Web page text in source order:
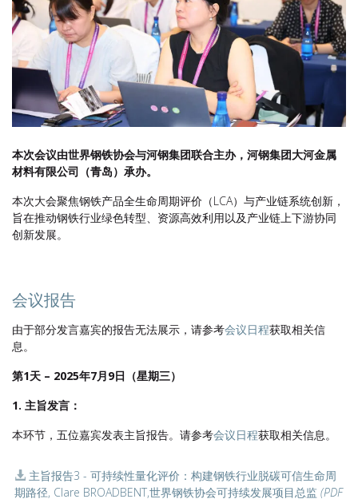
本次会议由世界钢铁协会与河钢集团联合主办，河钢集团大河金属
材料有限公司（青岛）承办。
本次大会聚焦钢铁产品全生命周期评价（LCA）与产业链系统创新，
旨在推动钢铁行业绿色转型、资源高效利用以及产业链上下游协同
创新发展。
会议报告
由于部分发言嘉宾的报告无法展示，请参考会议日程获取相关信
息。
第1天 – 2025年7月9日（星期三）
1. 主旨发言：
本环节，五位嘉宾发表主旨报告。请参考会议日程获取相关信息。
主旨报告3 - 可持续性量化评价：构建钢铁行业脱碳可信生命周
期路径, Clare BROADBENT,世界钢铁协会可持续发展项目总监 (PDF